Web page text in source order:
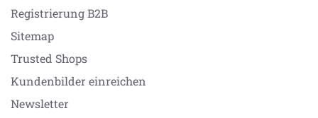
Registrierung B2B
Sitemap
Trusted Shops
Kundenbilder einreichen
Newsletter